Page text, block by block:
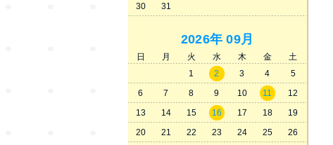
30
31
2026年 09月
日 月 火 水 木 金 土
1 2 3 4
5
6
7 8 9 10 11
12
13
14 15 16 17 18
19
20
21 22 23 24 25
26